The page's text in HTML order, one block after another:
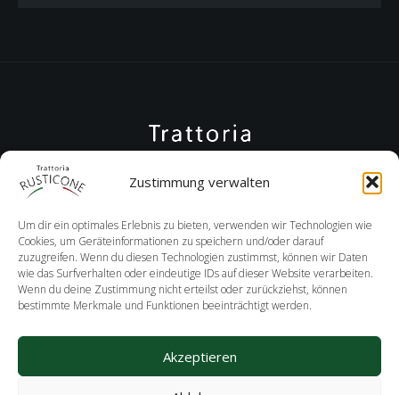
Zustimmung verwalten
Um dir ein optimales Erlebnis zu bieten, verwenden wir Technologien wie
Cookies, um Geräteinformationen zu speichern und/oder darauf
zuzugreifen. Wenn du diesen Technologien zustimmst, können wir Daten
wie das Surfverhalten oder eindeutige IDs auf dieser Website verarbeiten.
Wenn du deine Zustimmung nicht erteilst oder zurückziehst, können
bestimmte Merkmale und Funktionen beeinträchtigt werden.
Akzeptieren
+08152 9892380
DATENSCHUTZERKLÄRUNG (EU)